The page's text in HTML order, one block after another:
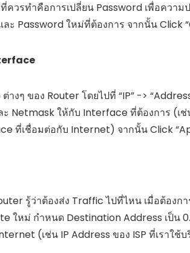
ควรทำคือการเปลี่ยน Password เพื่อควา
ละ Password ใหม่ที่ต้องการ จากนั้น Click
ๆ ของ Router โดยไปที่ “IP” ->
Netmask ให้กับ Interface ที่ต้องการ (เช่น
ที่เชื่อมต่อกับ Internet) จากนั้น Click
รู้ว่าต้องส่ง Traffic ไปที่ไหน เมื่อต้องก
ใหม่ กำหนด Destination Address เป็น
(เช่น IP Address ของ ISP ที่เราใช้